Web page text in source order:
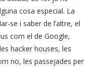
cosa especial. La
se i saber de l’altre, el
com el de Google,
les hacker houses, les
no, les passejades per